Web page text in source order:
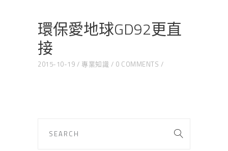
環保愛地球GD92更直
接
2015-10-19 專業知識 0 COMMENTS